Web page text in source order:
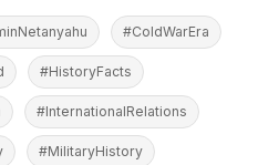
#ColdWarEra
#HistoryFacts
#InternationalRelations
#MilitaryHistory